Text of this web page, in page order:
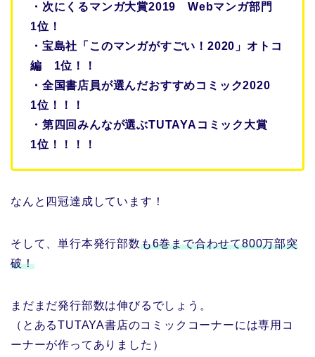
・次にくるマンガ大賞2019 Webマンガ部門
1位！
・宝島社「このマンガがすごい！2020」オトコ
編 1位！！
・全国書店員が選んだおすすめコミック2020
1位！！！
・第四回みんなが選ぶTUTAYAコミック大賞
1位！！！！
なんと四冠達成しています！
そして、単行本発行部数も6巻まで合わせて800万部突
破！
まだまだ発行部数は伸びるでしょう。
（とあるTUTAYA書店のコミックコーナーには専用コ
ーナーが作ってありました）